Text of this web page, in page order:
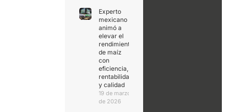
Experto
mexicano
animó a
elevar el
rendimiento
de maíz
con
eficiencia,
rentabilidad
y calidad
19 de marzo
de 2026